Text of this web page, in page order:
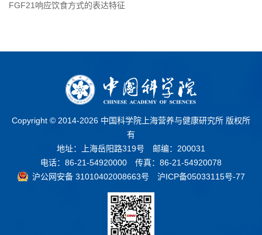
FGF21响应饮食方式的表达特征
Copyright © 2014-2026 中国科学院上海营养与健康研究所 版权所
有
地址：上海岳阳路319号 邮编：200031
电话：86-21-54920000 传真：86-21-54920078
沪公网安备 31010402008663号
沪ICP备05033115号-77